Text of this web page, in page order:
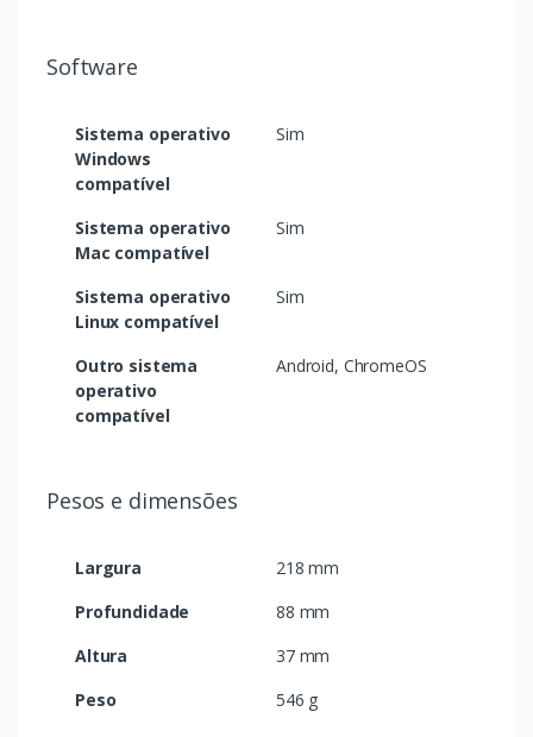
Software
Sistema operativo
Windows
compatível
Sim
Sistema operativo
Mac compatível
Sim
Sistema operativo
Linux compatível
Sim
Outro sistema
operativo
compatível
Android, ChromeOS
Pesos e dimensões
Largura
218 mm
Profundidade
88 mm
Altura
37 mm
Peso
546 g